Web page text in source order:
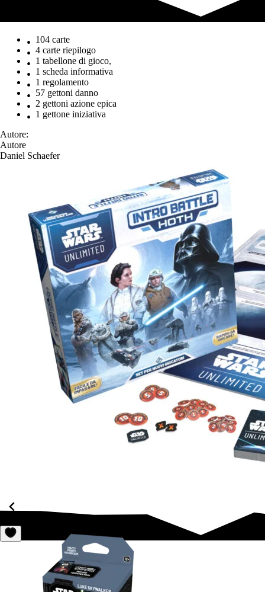
104 carte
4 carte riepilogo
1 tabellone di gioco,
1 scheda informativa
1 regolamento
57 gettoni danno
2 gettoni azione epica
1 gettone iniziativa
Autore:
Autore
Daniel Schaefer